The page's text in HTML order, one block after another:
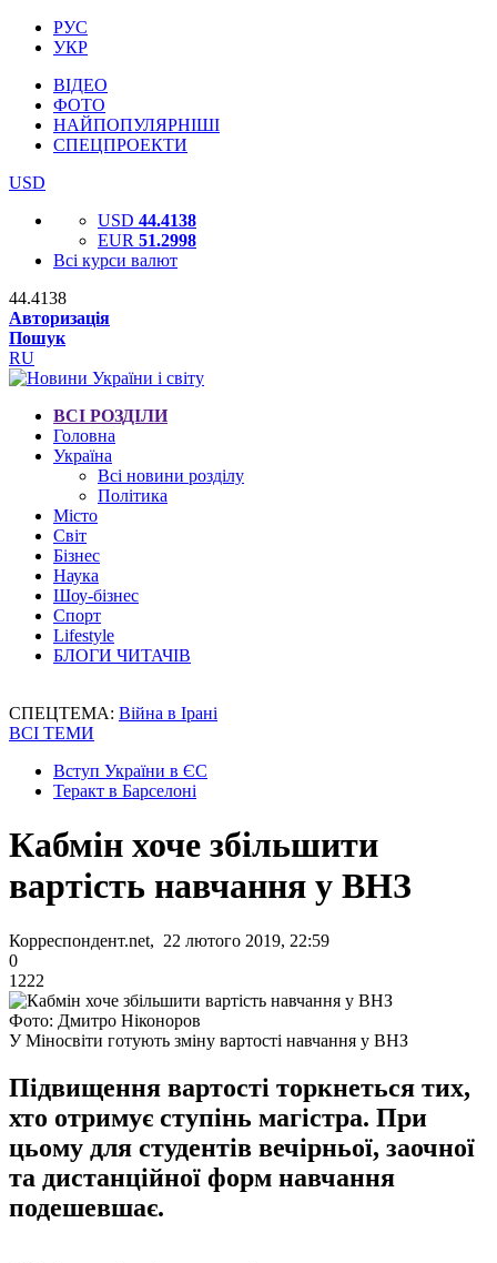
РУС
УКР
ВІДЕО
ФОТО
НАЙПОПУЛЯРНІШІ
СПЕЦПРОЕКТИ
USD
USD 44.4138
EUR 51.2998
Всі курси валют
44.4138
Авторизація
Пошук
RU
ВСІ РОЗДІЛИ
Головна
Україна
Всі новини розділу
Політика
Місто
Світ
Бізнес
Наука
Шоу-бізнес
Спорт
Lifestyle
БЛОГИ ЧИТАЧІВ
СПЕЦТЕМА: Війна в Ірані
ВСІ ТЕМИ
Вступ України в ЄС
Теракт в Барселоні
Кабмін хоче збільшити
вартість навчання у ВНЗ
Корреспондент.net, 22 лютого 2019, 22:59
0
1222
Фото: Дмитро Ніконоров
У Міносвіти готують зміну вартості навчання у ВНЗ
Підвищення вартості торкнеться тих,
хто отримує ступінь магістра. При
цьому для студентів вечірньої, заочної
та дистанційної форм навчання
подешевшає.